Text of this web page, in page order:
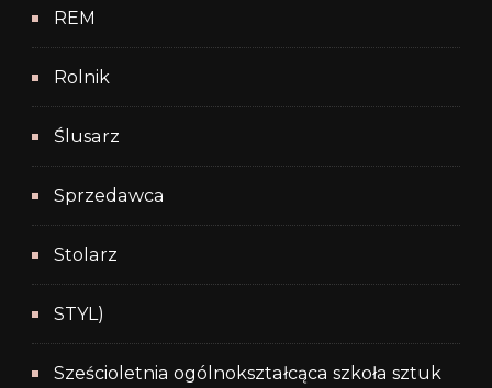
REM
Rolnik
Ślusarz
Sprzedawca
Stolarz
STYL)
Sześcioletnia ogólnokształcąca szkoła sztuk